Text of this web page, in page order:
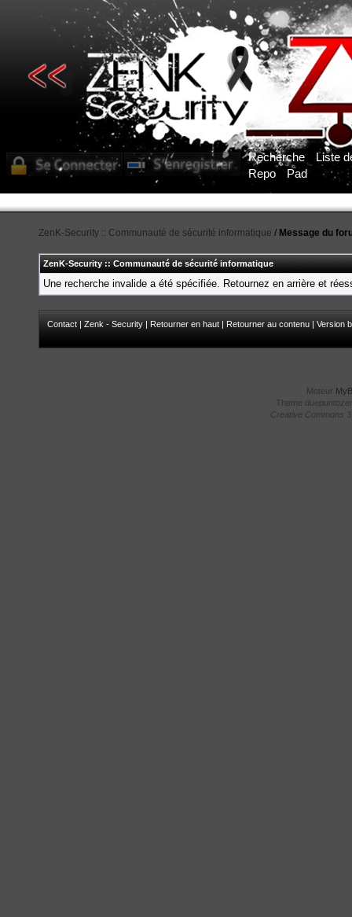
Recherche
Liste
Repo
Pad
ZenK-Security :: Communauté de sécurité informatique / Message du
ZenK-Security :: Communauté de sécurité informatique
Une recherche invalide a été spécifiée. Retournez en arrière et
Contact | Zenk - Security | Retourner en haut | Retourner au contenu | Version
Moteur
Theme
Creative Commons